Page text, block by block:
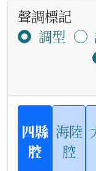
聲調標記
調型
四縣
腔
海陸
腔